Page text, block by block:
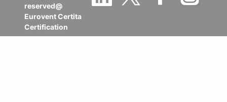
reserved@
Eurovent Certita
Certification